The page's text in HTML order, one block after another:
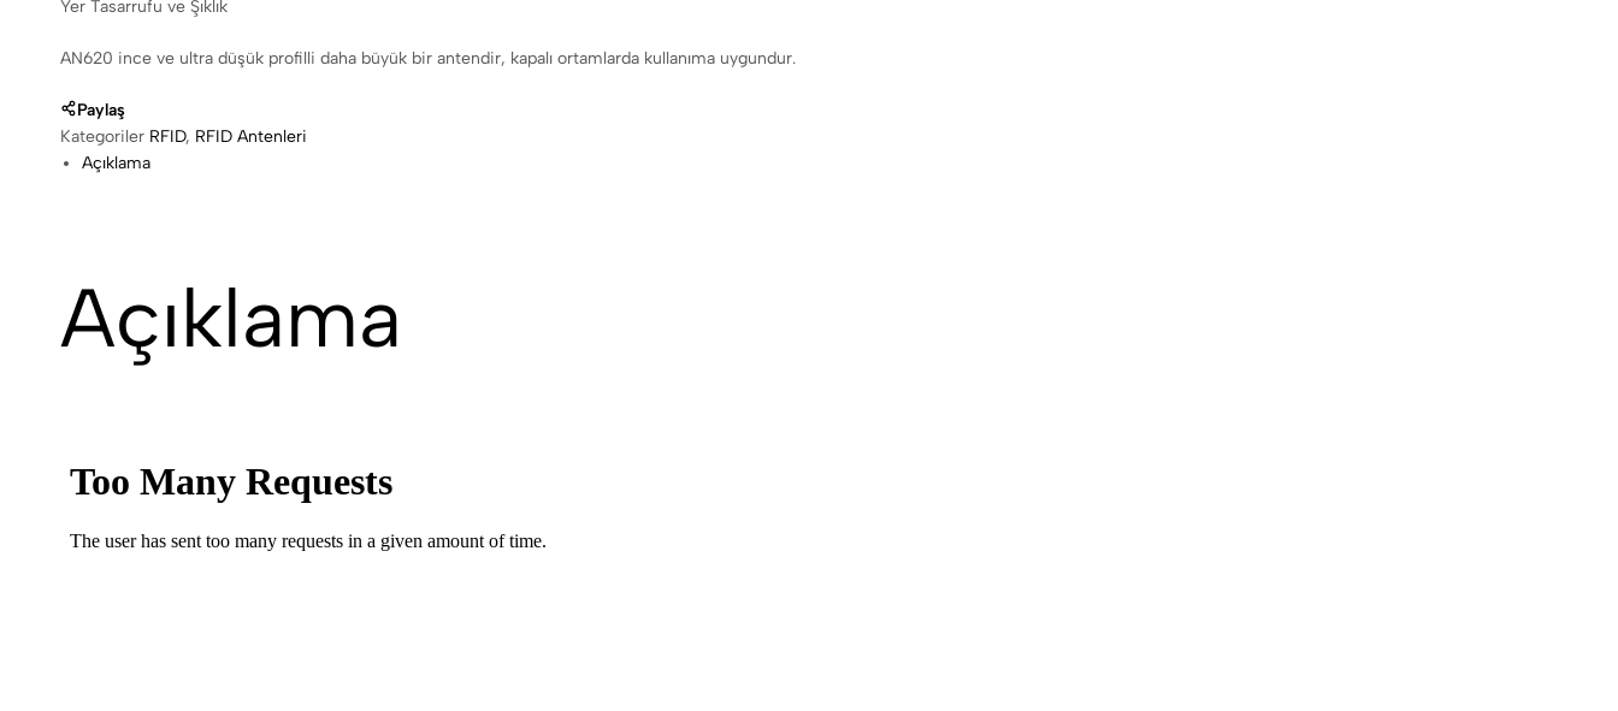
Yer Tasarrufu ve Şıklık
AN620 ince ve ultra düşük profilli daha büyük bir antendir, kapalı ortamlarda kullanıma uygundur.
Paylaş
Kategoriler RFID, RFID Antenleri
Açıklama
Açıklama